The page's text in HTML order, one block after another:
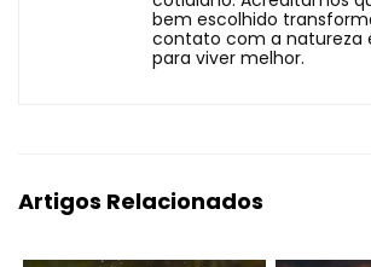
bem escolhido
contato com a natureza
para viver melhor.
Artigos Relacionados